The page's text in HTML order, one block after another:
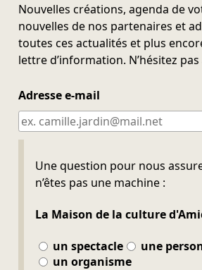
Nouvelles créations, agenda de
nouvelles de nos partenaires et
toutes ces actualités et plus
lettre d’information. N’hésitez
Adresse e-mail
Une question pour nous
n’êtes pas une machine :
La Maison de la culture
un spectacle
une
un organisme
Ne pas remplir